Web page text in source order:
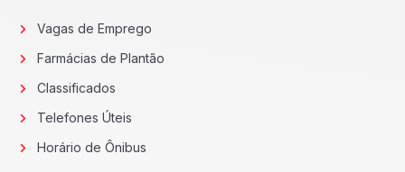
Vagas de Emprego
Farmácias de Plantão
Classificados
Telefones Úteis
Horário de Ônibus